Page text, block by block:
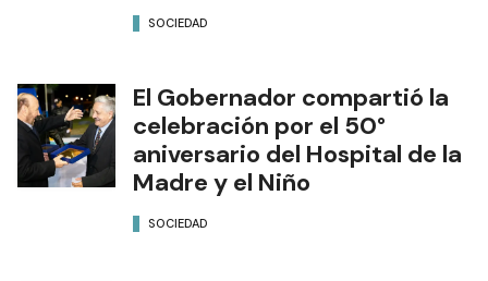
SOCIEDAD
El Gobernador compartió la
celebración por el 50°
aniversario del Hospital de la
Madre y el Niño
SOCIEDAD